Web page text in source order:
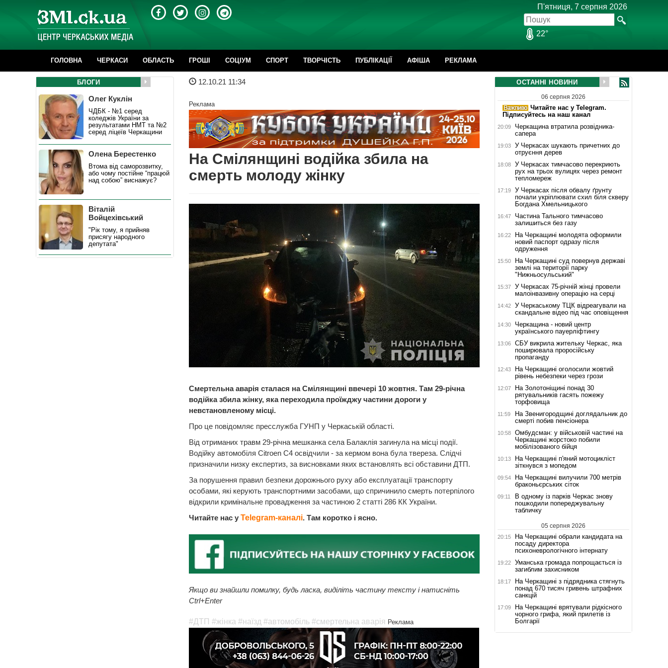
П'ятниця, 7 серпня 2026
22°
ГОЛОВНА ЧЕРКАСИ ОБЛАСТЬ ГРОШІ CОЦІУМ СПОРТ ТВОРЧІСТЬ ПУБЛІКАЦІЇ АФІША РЕКЛАМА
12.10.21 11:34
Реклама
На Смілянщині водійка збила на
смерть молоду жінку
Смертельна аварія сталася на Смілянщині ввечері 10 жовтня. Там 29-річна
водійка збила жінку, яка переходила проїжджу частини дороги у
невстановленому місці.
Про це повідомляє пресслужба ГУНП у Черкаській області.
Від отриманих травм 29-річна мешканка села Балаклія загинула на місці події.
Водійку автомобіля Citroen C4 освідчили - за кермом вона була твереза. Слідчі
призначили низку експертиз, за висновками яких встановлять всі обставини ДТП.
За порушення правил безпеки дорожнього руху або експлуатації транспорту
особами, які керують транспортними засобами, що спричинило смерть потерпілого
відкрили кримінальне провадження за частиною 2 статті 286 КК України.
Читайте нас у Telegram-каналі. Там коротко і ясно.
Якщо ви знайшли помилку, будь ласка, виділіть частину тексту і натисніть
Ctrl+Enter
#ДТП #жінка #наїзд #автомобіль #смертельна аварія Реклама
БЛОГИ
Олег Куклін
ЧДБК - №1 серед
коледжів України за
результатами НМТ та №2
серед ліцеїв Черкащини
Олена Берестенко
Втома від саморозвитку,
або чому постійне “працюй
над собою” виснажує?
Віталій
Войцехівський
"Рік тому, я прийняв
присягу народного
депутата"
ОСТАННІ НОВИНИ
06 серпня 2026
Читайте нас у Telegram.
Підписуйтесь на наш канал
20:09
Черкащина втратила розвідника-
сапера
19:03
У Черкасах шукають причетних до
отруєння дерев
18:08
У Черкасах тимчасово перекриють
рух на трьох вулицях через ремонт
тепломереж
17:19
У Черкасах після обвалу ґрунту
почали укріплювати схил біля скверу
Богдана Хмельницького
16:47
Частина Тального тимчасово
залишиться без газу
16:22
На Черкащині молодята оформили
новий паспорт одразу після
одруження
15:50
На Черкащині суд повернув державі
землі на території парку
"Нижньосульський"
15:37
У Черкасах 75-річній жінці провели
малоінвазивну операцію на серці
14:42
У Черкаському ТЦК відреагували на
скандальне відео під час оповіщення
14:30
Черкащина - новий центр
українського пауерліфтингу
13:06
СБУ викрила жительку Черкас, яка
поширювала проросійську
пропаганду
12:43
На Черкащині оголосили жовтий
рівень небезпеки через грози
12:07
На Золотоніщині понад 30
рятувальників гасять пожежу
торфовища
11:59
На Звенигородщині доглядальник до
смерті побив пенсіонера
10:58
Омбудсман: у військовій частині на
Черкащині жорстоко побили
мобілізованого бійця
10:13
На Черкащині п'яний мотоцикліст
зіткнувся з мопедом
09:54
На Черкащині вилучили 700 метрів
браконьєрських сіток
09:11
В одному із парків Черкас знову
пошкодили попереджувальну
табличку
05 серпня 2026
20:15
На Черкащині обрали кандидата на
посаду директора
психоневрологічного інтернату
19:22
Уманська громада попрощається із
загиблим захисником
18:17
На Черкащині з підрядника стягнуть
понад 670 тисяч гривень штрафних
санкцій
17:09
На Черкащині врятували рідкісного
чорного грифа, який прилетів із
Болгарії